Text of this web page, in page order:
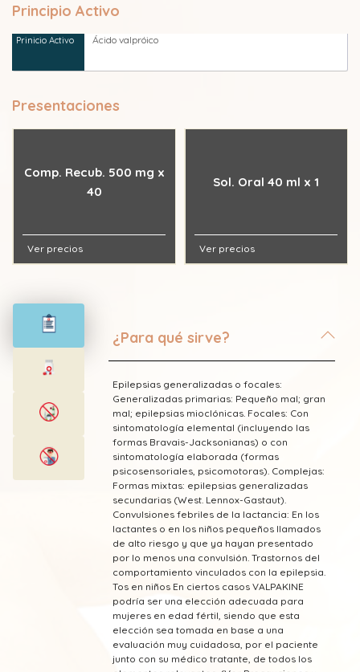
Principio Activo
Ácido valpróico
Presentaciones
Comp. Recub. 500 mg x
40
Ver precios
Sol. Oral 40 ml x 1
Ver precios
¿Para qué sirve?
Epilepsias generalizadas o focales:
Generalizadas primarias: Pequeño mal; gran
mal; epilepsias mioclónicas. Focales: Con
sintomatología elemental (incluyendo las
formas Bravais-Jacksonianas) o con
sintomatología elaborada (formas
psicosensoriales, psicomotoras). Complejas:
Formas mixtas: epilepsias generalizadas
secundarias (West. Lennox-Gastaut).
Convulsiones febriles de la lactancia: En los
lactantes o en los niños pequeños llamados
de alto riesgo y que ya hayan presentado
por lo menos una convulsión. Trastornos del
comportamiento vinculados con la epilepsia.
Tos en niños En ciertos casos VALPAKINE
podría ser una elección adecuada para
mujeres en edad fértil, siendo que esta
elección sea tomada en base a una
evaluación muy cuidadosa, por el paciente
junto con su médico tratante, de todos los